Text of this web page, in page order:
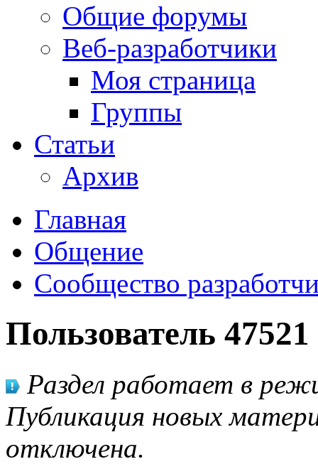
Общие форумы
Веб-разработчики
Моя страница
Группы
Статьи
Архив
Главная
Общение
Сообщество
Пользователь 47521
Раздел работает в
Публикация новых
отключена.